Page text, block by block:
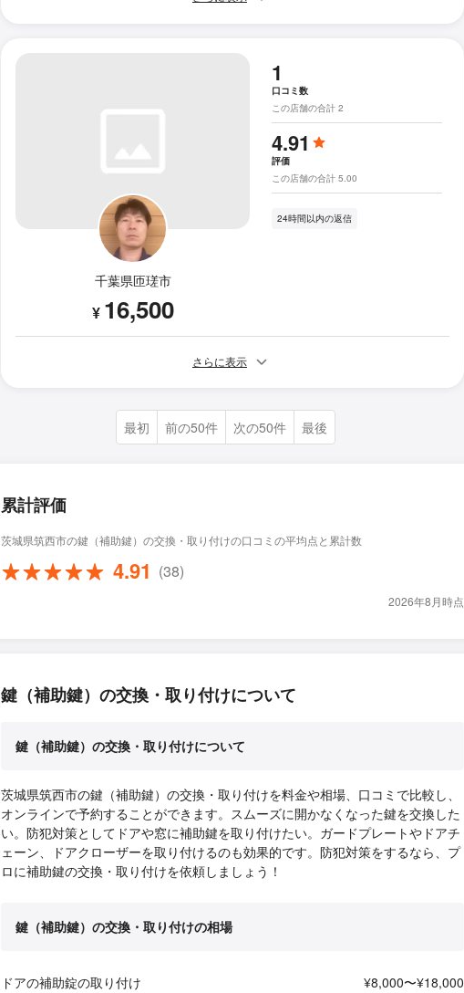
千葉県匝瑳市
¥ 16,500
1
口コミ数
この店舗の合計 2
4.91
評価
この店舗の合計 5.00
24時間以内の返信
さらに表示
最初 前の50件 次の50件 最後
累計評価
茨城県筑西市の鍵（補助鍵）の交換・取り付けの口コミの平均点と累計数
4.91 (38)
2026年8月時点
鍵（補助鍵）の交換・取り付けについて
鍵（補助鍵）の交換・取り付けについて
茨城県筑西市の鍵（補助鍵）の交換・取り付けを料金や相場、口コミで比較し、
オンラインで予約することができます。スムーズに開かなくなった鍵を交換した
い。防犯対策としてドアや窓に補助鍵を取り付けたい。ガードプレートやドアチ
ェーン、ドアクローザーを取り付けるのも効果的です。防犯対策をするなら、プ
ロに補助鍵の交換・取り付けを依頼しましょう！
鍵（補助鍵）の交換・取り付けの相場
ドアの補助錠の取り付け
¥8,000〜¥18,000